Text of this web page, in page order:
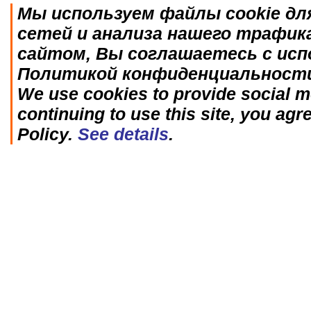
Мы используем файлы cookie
сетей и анализа нашего
сайтом, Вы соглашаетесь с
Политикой
We use cookies to provide social
continuing to use this site, you
Policy. See details.